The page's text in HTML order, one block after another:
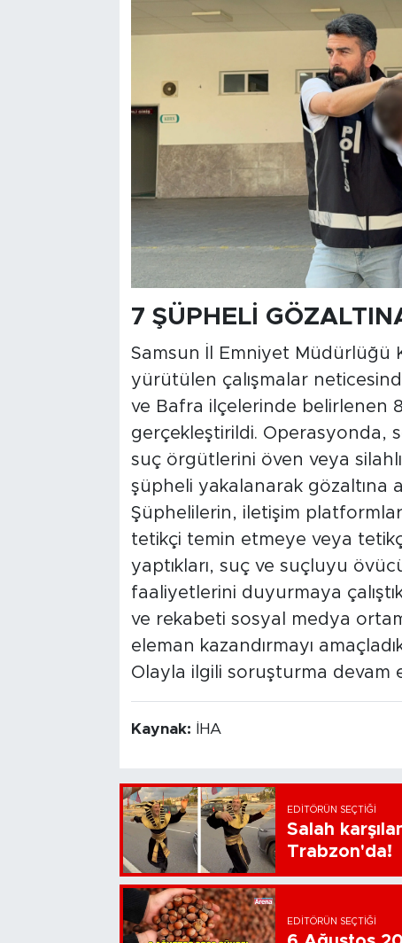
7 ŞÜPHELİ
Samsun İl Emniyet Müdürlüğü
yürütülen çalışmalar
ve Bafra ilçelerinde belirlenen
gerçekleştirildi. Operasyonda,
suç örgütlerini öven veya
şüpheli yakalanarak gözaltına
Şüphelilerin, iletişim
tetikçi temin etmeye veya
yaptıkları, suç ve suçluyu
faaliyetlerini duyurmaya
ve rekabeti sosyal medya
eleman kazandırmayı
Olayla ilgili soruşturma devam
Kaynak: İHA
EDITÖRÜN SEÇTIĞI
Salah
Trabzon'da!
EDITÖRÜN SEÇTIĞI